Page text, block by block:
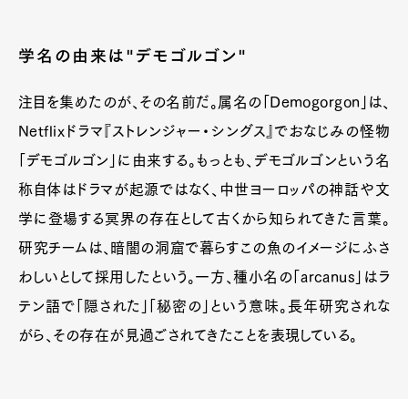
学名の由来は"デモゴルゴン"
注目を集めたのが、その名前だ。属名の「Demogorgon」は、
Netflixドラマ『ストレンジャー・シングス』でおなじみの怪物
「デモゴルゴン」に由来する。もっとも、デモゴルゴンという名
称自体はドラマが起源ではなく、中世ヨーロッパの神話や文
学に登場する冥界の存在として古くから知られてきた言葉。
研究チームは、暗闇の洞窟で暮らすこの魚のイメージにふさ
わしいとして採用したという。一方、種小名の「arcanus」はラ
テン語で「隠された」「秘密の」という意味。長年研究されな
がら、その存在が見過ごされてきたことを表現している。